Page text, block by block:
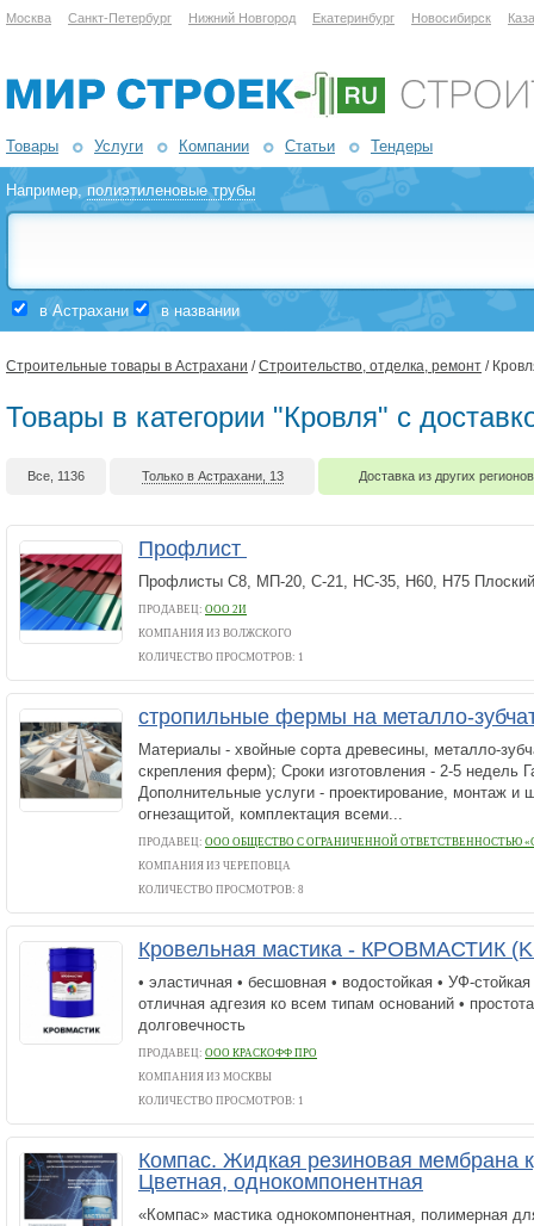
Москва Санкт-Петербург Нижний Новгород Екатеринбург Новосибирск
Товары Услуги Компании Статьи Тендеры
Например,полиэтиленовые трубы
в Астрахани в названии
Строительные товары в Астрахани /Строительство, отделка, ремонт /
Товары в категории "Кровля" с
Все, 1136 Только в Астрахани, 13 Доставка из других
Профлист
Профлисты С8, МП-20, С-21, НС-35, Н60, Н75
ПРОДАВЕЦ: ООО 2И
КОМПАНИЯ ИЗ ВОЛЖСКОГО
КОЛИЧЕСТВО ПРОСМОТРОВ: 1
стропильные фермы на металло-
Материалы - хвойные сорта древесины, металло-
скрепления ферм); Сроки изготовления - 2-5 недель
Дополнительные услуги - проектирование, монтаж и
огнезащитой, комплектация всеми...
ПРОДАВЕЦ: ООО ОБЩЕСТВО С ОГРАНИЧЕННОЙ ОТВЕТСТВЕННОСТЬЮ
КОМПАНИЯ ИЗ ЧЕРЕПОВЦА
КОЛИЧЕСТВО ПРОСМОТРОВ: 8
Кровельная мастика - КРОВМАСТИК
• эластичная • бесшовная • водостойкая • УФ-стойкая
отличная адгезия ко всем типам оснований •
долговечность
ПРОДАВЕЦ: ООО КРАСКОФФ ПРО
КОМПАНИЯ ИЗ МОСКВЫ
КОЛИЧЕСТВО ПРОСМОТРОВ: 1
Компас. Жидкая резиновая мембрана
Цветная, однокомпонентная
«Компас» мастика однокомпонентная, полимерная